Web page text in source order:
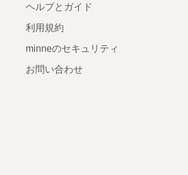
ヘルプとガイド
利用規約
minneのセキュリティ
お問い合わせ